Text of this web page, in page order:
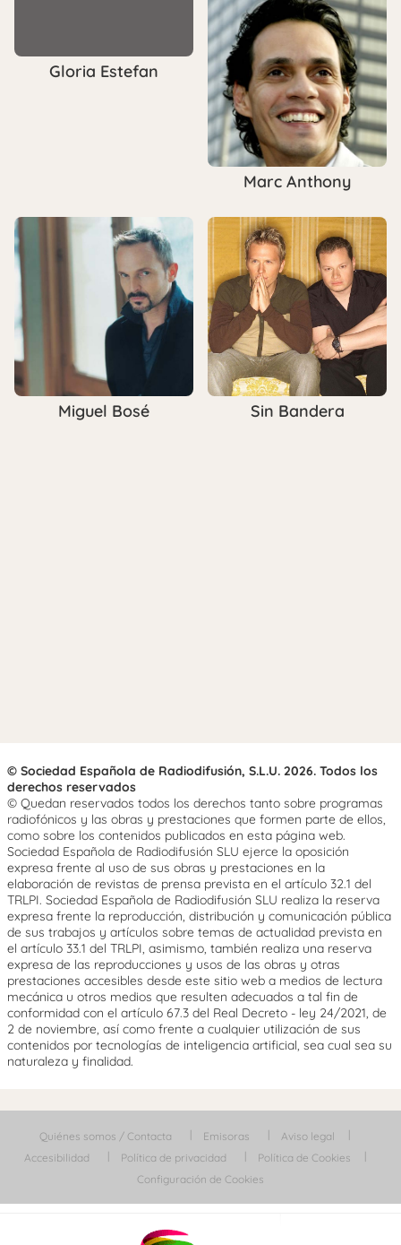
Gloria Estefan
Marc Anthony
Miguel Bosé Sin Bandera
© Sociedad Española de Radiodifusión, S.L.U. 2026. Todos los
derechos reservados
© Quedan reservados todos los derechos tanto sobre programas
radiofónicos y las obras y prestaciones que formen parte de ellos,
como sobre los contenidos publicados en esta página web.
Sociedad Española de Radiodifusión SLU ejerce la oposición
expresa frente al uso de sus obras y prestaciones en la
elaboración de revistas de prensa prevista en el artículo 32.1 del
TRLPI. Sociedad Española de Radiodifusión SLU realiza la reserva
expresa frente la reproducción, distribución y comunicación pública
de sus trabajos y artículos sobre temas de actualidad prevista en
el artículo 33.1 del TRLPI, asimismo, también realiza una reserva
expresa de las reproducciones y usos de las obras y otras
prestaciones accesibles desde este sitio web a medios de lectura
mecánica u otros medios que resulten adecuados a tal fin de
conformidad con el artículo 67.3 del Real Decreto - ley 24/2021, de
2 de noviembre, así como frente a cualquier utilización de sus
contenidos por tecnologías de inteligencia artificial, sea cual sea su
naturaleza y finalidad.
Quiénes somos / Contacta Emisoras
Aviso legal
Accesibilidad
Política de privacidad
Política de Cookies
Configuración de Cookies